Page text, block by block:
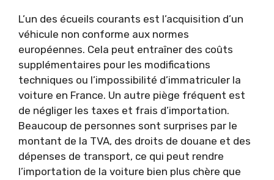
L’un des écueils courants est l’acquisition d’un
véhicule non conforme aux normes
européennes. Cela peut entraîner des coûts
supplémentaires pour les modifications
techniques ou l’impossibilité d’immatriculer la
voiture en France. Un autre piège fréquent est
de négliger les taxes et frais d’importation.
Beaucoup de personnes sont surprises par le
montant de la TVA, des droits de douane et des
dépenses de transport, ce qui peut rendre
l’importation de la voiture bien plus chère que